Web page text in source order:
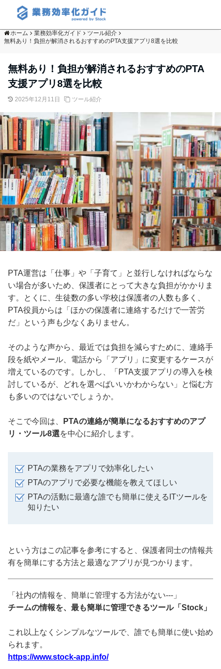
ホーム 業務効率化ガイド
ツール紹介
無料あり！負担が解消されるおすすめのPTA支援アプリ8選を比較
無料あり！負担が解消されるおすすめのPTA
支援アプリ8選を比較
2025年12月11日 ツール紹介
PTA運営は「仕事」や「子育て」と並行しなければならな
い場合が多いため、保護者にとって大きな負担がかかりま
す。とくに、生徒数の多い学校は保護者の人数も多く、
PTA役員からは「ほかの保護者に連絡するだけで一苦労
だ」という声も少なくありません。
そのような声から、最近では負担を減らすために、連絡手
段を紙やメール、電話から「アプリ」に変更するケースが
増えているのです。しかし、「PTA支援アプリの導入を検
討しているが、どれを選べばいいかわからない」と悩む方
も多いのではないでしょうか。
そこで今回は、
PTAの連絡が簡単になるおすすめのアプ
リ・ツール8選を中心に紹介します。
PTAの業務をアプリで効率化したい
PTAのアプリで必要な機能を教えてほしい
PTAの活動に最適な誰でも簡単に使えるITツールを
知りたい
という方はこの記事を参考にすると、保護者同士の情報共
有を簡単にする方法と最適なアプリが見つかります。
「社内の情報を、簡単に管理する方法がない---」
チームの情報を、最も簡単に管理できるツール「Stock」
これ以上なくシンプルなツールで、誰でも簡単に使い始め
られます。
https://www.stock-app.info/